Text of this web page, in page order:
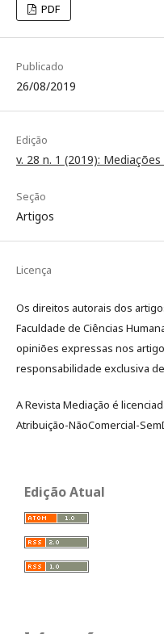
PDF
Publicado
26/08/2019
Edição
v. 28 n. 1 (2019):
Seção
Artigos
Licença
Os direitos autorais dos
Faculdade de Ciências
opiniões expressas nos
responsabilidade exclusiva
A Revista Mediação é
Atribuição-NãoComercial-
Edição Atual